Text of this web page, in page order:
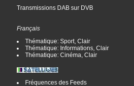
Transmissions DAB sur DVB
Français
Thématique: Sport, Clair
Thématique: Informations, Clair
Thématique: Cinéma, Clair
Fréquences des Feeds